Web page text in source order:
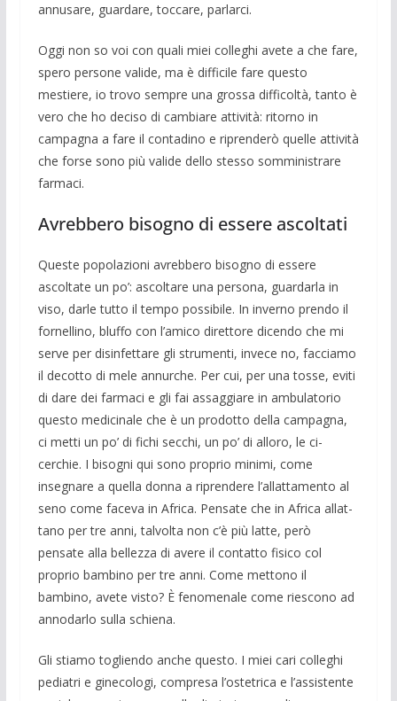
annusare, guardare, toccare, parlarci.
Oggi non so voi con quali miei colleghi avete a che fare,
spero persone valide, ma è difficile fare questo
mestiere, io trovo sempre una grossa difficoltà, tan­to è
vero che ho deciso di cambiare attivi­tà: ritorno in
campagna a fare il contadino e ripren­derò quelle attività
che forse sono più va­lide dello stesso somministrare
far­maci.
Avrebbero bisogno di essere ascoltati
Queste popolazioni avrebbero bisogno di essere
ascoltate un po’: ascoltare una persona, guardarla in
viso, darle tutto il tempo possibile. In inverno prendo il
for­nellino, bluffo con l’amico direttore di­cendo che mi
serve per disinfettare gli strumenti, invece no, facciamo
il decotto di mele annurche. Per cui, per una tosse, eviti
di dare dei farmaci e gli fai assaggia­re in ambulatorio
questo medicinale che è un prodotto della campagna,
ci metti un po’ di fichi secchi, un po’ di alloro, le ci­
cerchie. I bisogni qui sono proprio mini­mi, come
insegnare a quella donna a ri­prendere l’allattamento al
seno come fa­ceva in Africa. Pensate che in Africa allat­
tano per tre anni, talvolta non c’è più latte, però
pensate alla bellezza di avere il con­tatto fisico col
proprio bambino per tre anni. Come mettono il
bambino, avete vi­sto? È fenomenale come riescono ad
an­nodarlo sulla schiena.
Gli stiamo togliendo anche questo. I miei cari colleghi
pediatri e ginecologi, compresa l’ostetrica e l’assistente